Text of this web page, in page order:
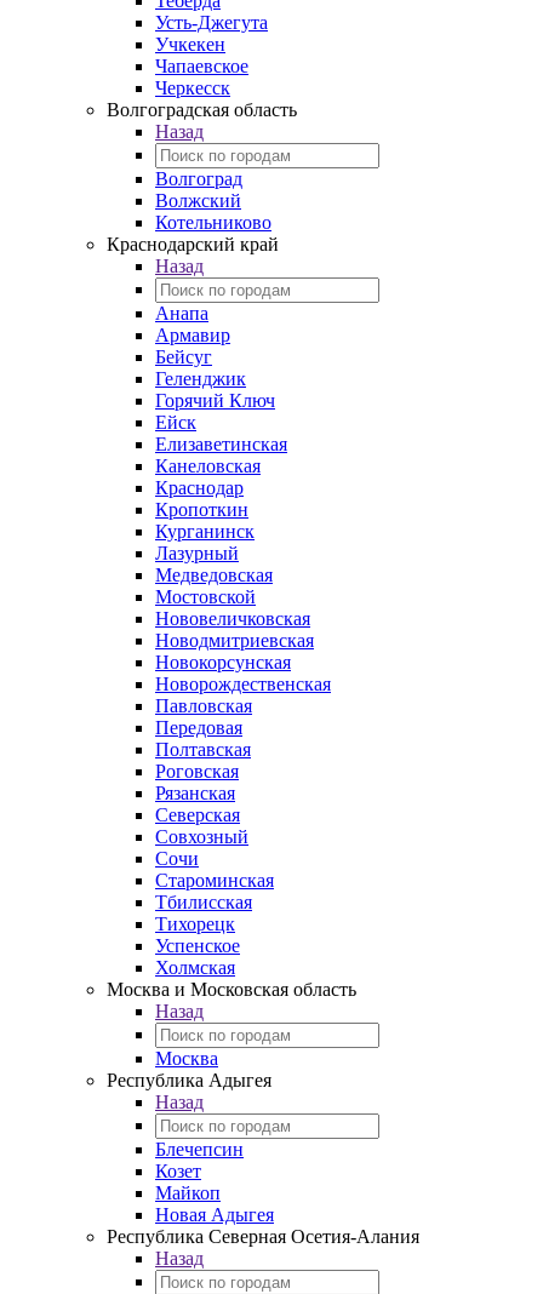
Усть-Джегута
Учкекен
Чапаевское
Черкесск
Волгоградская область
Назад
Волгоград
Волжский
Котельниково
Краснодарский край
Назад
Анапа
Армавир
Бейсуг
Геленджик
Горячий Ключ
Ейск
Елизаветинская
Канеловская
Краснодар
Кропоткин
Курганинск
Лазурный
Медведовская
Мостовской
Нововеличковская
Новодмитриевская
Новокорсунская
Новорождественская
Павловская
Передовая
Полтавская
Роговская
Рязанская
Северская
Совхозный
Сочи
Староминская
Тбилисская
Тихорецк
Успенское
Холмская
Москва и Московская область
Назад
Москва
Республика Адыгея
Назад
Блечепсин
Козет
Майкоп
Новая Адыгея
Республика Северная Осетия-Алания
Назад